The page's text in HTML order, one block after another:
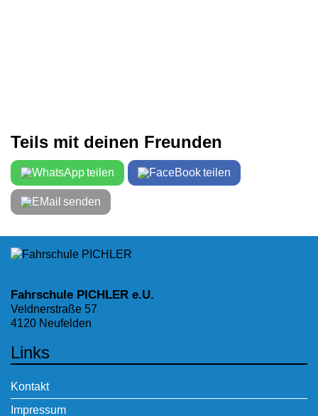
Teils mit deinen Freunden
teilen teilen
senden
Fahrschule PICHLER e.U.
Veldnerstraße 57
4120 Neufelden
Links
Kontakt
Impressum